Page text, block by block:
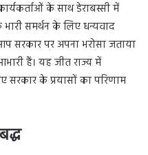
के साथ डेराबस्सी में
समर्थन के लिए धन्यवाद
सरकार पर अपना भरोसा जताया
हैं। यह जीत राज्य में
के प्रयासों का परिणाम